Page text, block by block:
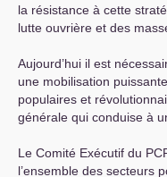
la résistance à cette
lutte ouvrière et des
Aujourd’hui il est
une mobilisation
populaires et
générale qui conduise à
Le Comité Exécutif du
l’ensemble des secteurs